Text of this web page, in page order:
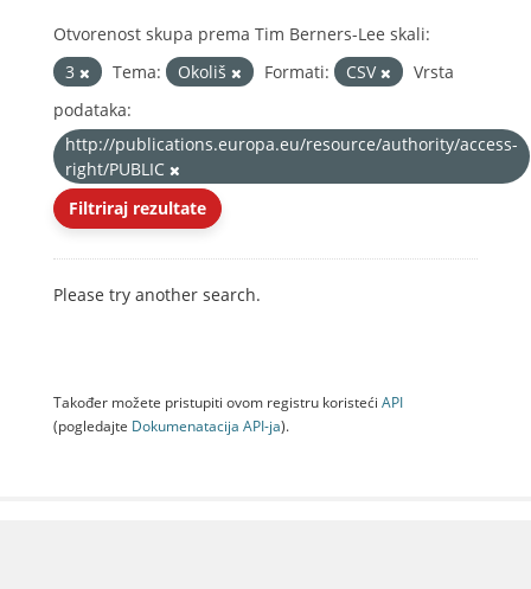
Otvorenost skupa prema Tim Berners-Lee skali:
3
Tema: Okoliš Formati: CSV
Vrsta
podataka:
http://publications.europa.eu/resource/authority/access-
right/PUBLIC
Filtriraj rezultate
Please try another search.
Također možete pristupiti ovom registru koristeći API
(pogledajte Dokumenаtаcijа API-jа).